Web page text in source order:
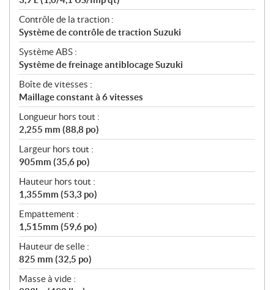
Contrôle de la traction :
Système de contrôle de traction Suzuki
Système ABS :
Système de freinage antiblocage Suzuki
Boîte de vitesses :
Maillage constant à 6 vitesses
Longueur hors tout :
2,255 mm (88,8 po)
Largeur hors tout :
905mm (35,6 po)
Hauteur hors tout :
1,355mm (53,3 po)
Empattement :
1,515mm (59,6 po)
Hauteur de selle :
825 mm (32,5 po)
Masse à vide :